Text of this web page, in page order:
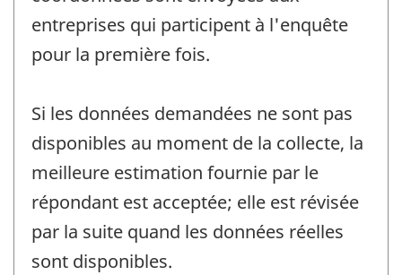
entreprises qui participent à l'enquête
pour la première fois.
Si les données demandées ne sont pas
disponibles au moment de la collecte, la
meilleure estimation fournie par le
répondant est acceptée; elle est révisée
par la suite quand les données réelles
sont disponibles.